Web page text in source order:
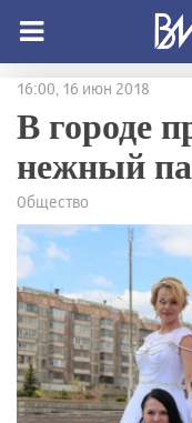
16:00, 16 июн 2018
В городе
нежный
Общество